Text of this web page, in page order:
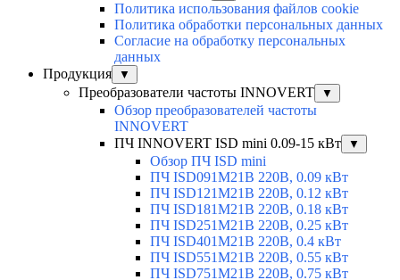
Политика использования файлов cookie
Политика обработки персональных данных
Согласие на обработку персональных
данных
Продукция
▼
Преобразователи частоты INNOVERT ▼
Обзор преобразователей частоты
INNOVERT
ПЧ INNOVERT ISD mini 0.09-15 кВт
▼
Обзор ПЧ ISD mini
ПЧ ISD091M21B 220В, 0.09 кВт
ПЧ ISD121M21B 220В, 0.12 кВт
ПЧ ISD181M21B 220В, 0.18 кВт
ПЧ ISD251M21B 220В, 0.25 кВт
ПЧ ISD401M21B 220В, 0.4 кВт
ПЧ ISD551M21B 220В, 0.55 кВт
ПЧ ISD751M21B 220В, 0.75 кВт